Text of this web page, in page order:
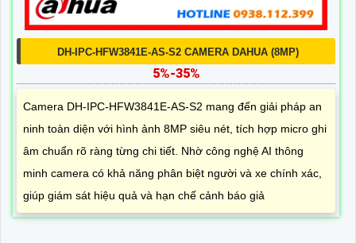
DH-IPC-HFW3841E-AS-S2 CAMERA DAHUA (8MP)
5%-35%
Camera DH-IPC-HFW3841E-AS-S2 mang đến giải pháp an
ninh toàn diện với hình ảnh 8MP siêu nét, tích hợp micro ghi
âm chuẩn rõ ràng từng chi tiết. Nhờ công nghệ AI thông
minh camera có khả năng phân biệt người và xe chính xác,
giúp giám sát hiệu quả và hạn chế cảnh báo giả